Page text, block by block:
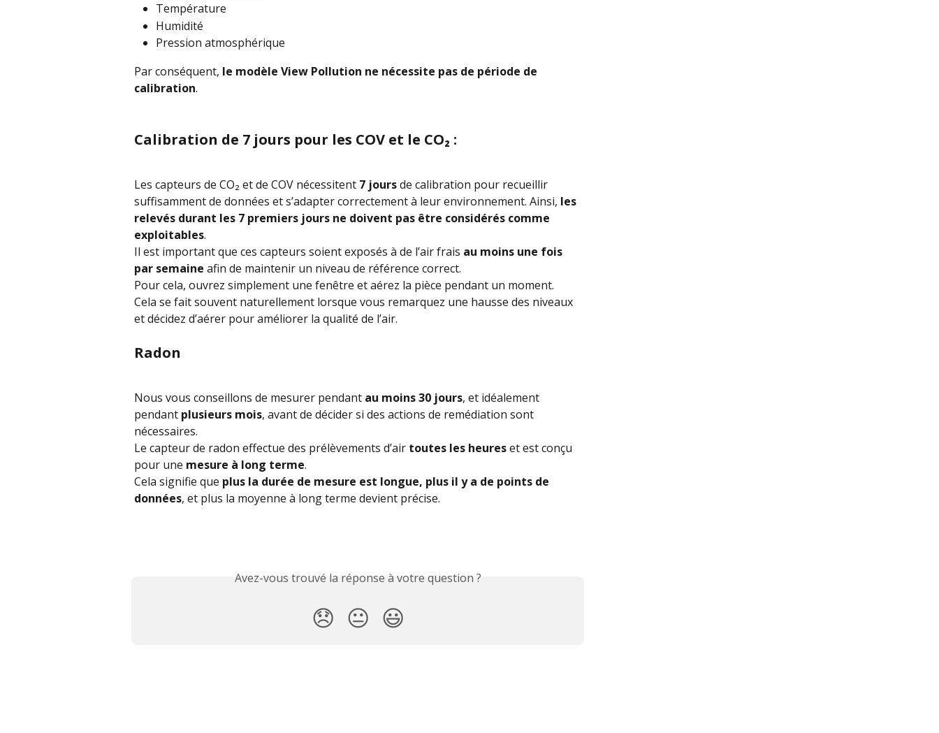
Température
Humidité
Pression atmosphérique
Par conséquent, le modèle View Pollution ne nécessite pas de période de
calibration.
Calibration de 7 jours pour les COV et le CO₂ :
Les capteurs de CO₂ et de COV nécessitent 7 jours de calibration pour recueillir
suffisamment de données et s’adapter correctement à leur environnement. Ainsi, les
relevés durant les 7 premiers jours ne doivent pas être considérés comme
exploitables.
Il est important que ces capteurs soient exposés à de l’air frais au moins une fois
par semaine afin de maintenir un niveau de référence correct.
Pour cela, ouvrez simplement une fenêtre et aérez la pièce pendant un moment.
Cela se fait souvent naturellement lorsque vous remarquez une hausse des niveaux
et décidez d’aérer pour améliorer la qualité de l’air.
Radon
Nous vous conseillons de mesurer pendant au moins 30 jours, et idéalement
pendant plusieurs mois, avant de décider si des actions de remédiation sont
nécessaires.
Le capteur de radon effectue des prélèvements d’air toutes les heures et est conçu
pour une mesure à long terme.
Cela signifie que plus la durée de mesure est longue, plus il y a de points de
données, et plus la moyenne à long terme devient précise.
Avez-vous trouvé la réponse à votre question ?
😞 😐 😃